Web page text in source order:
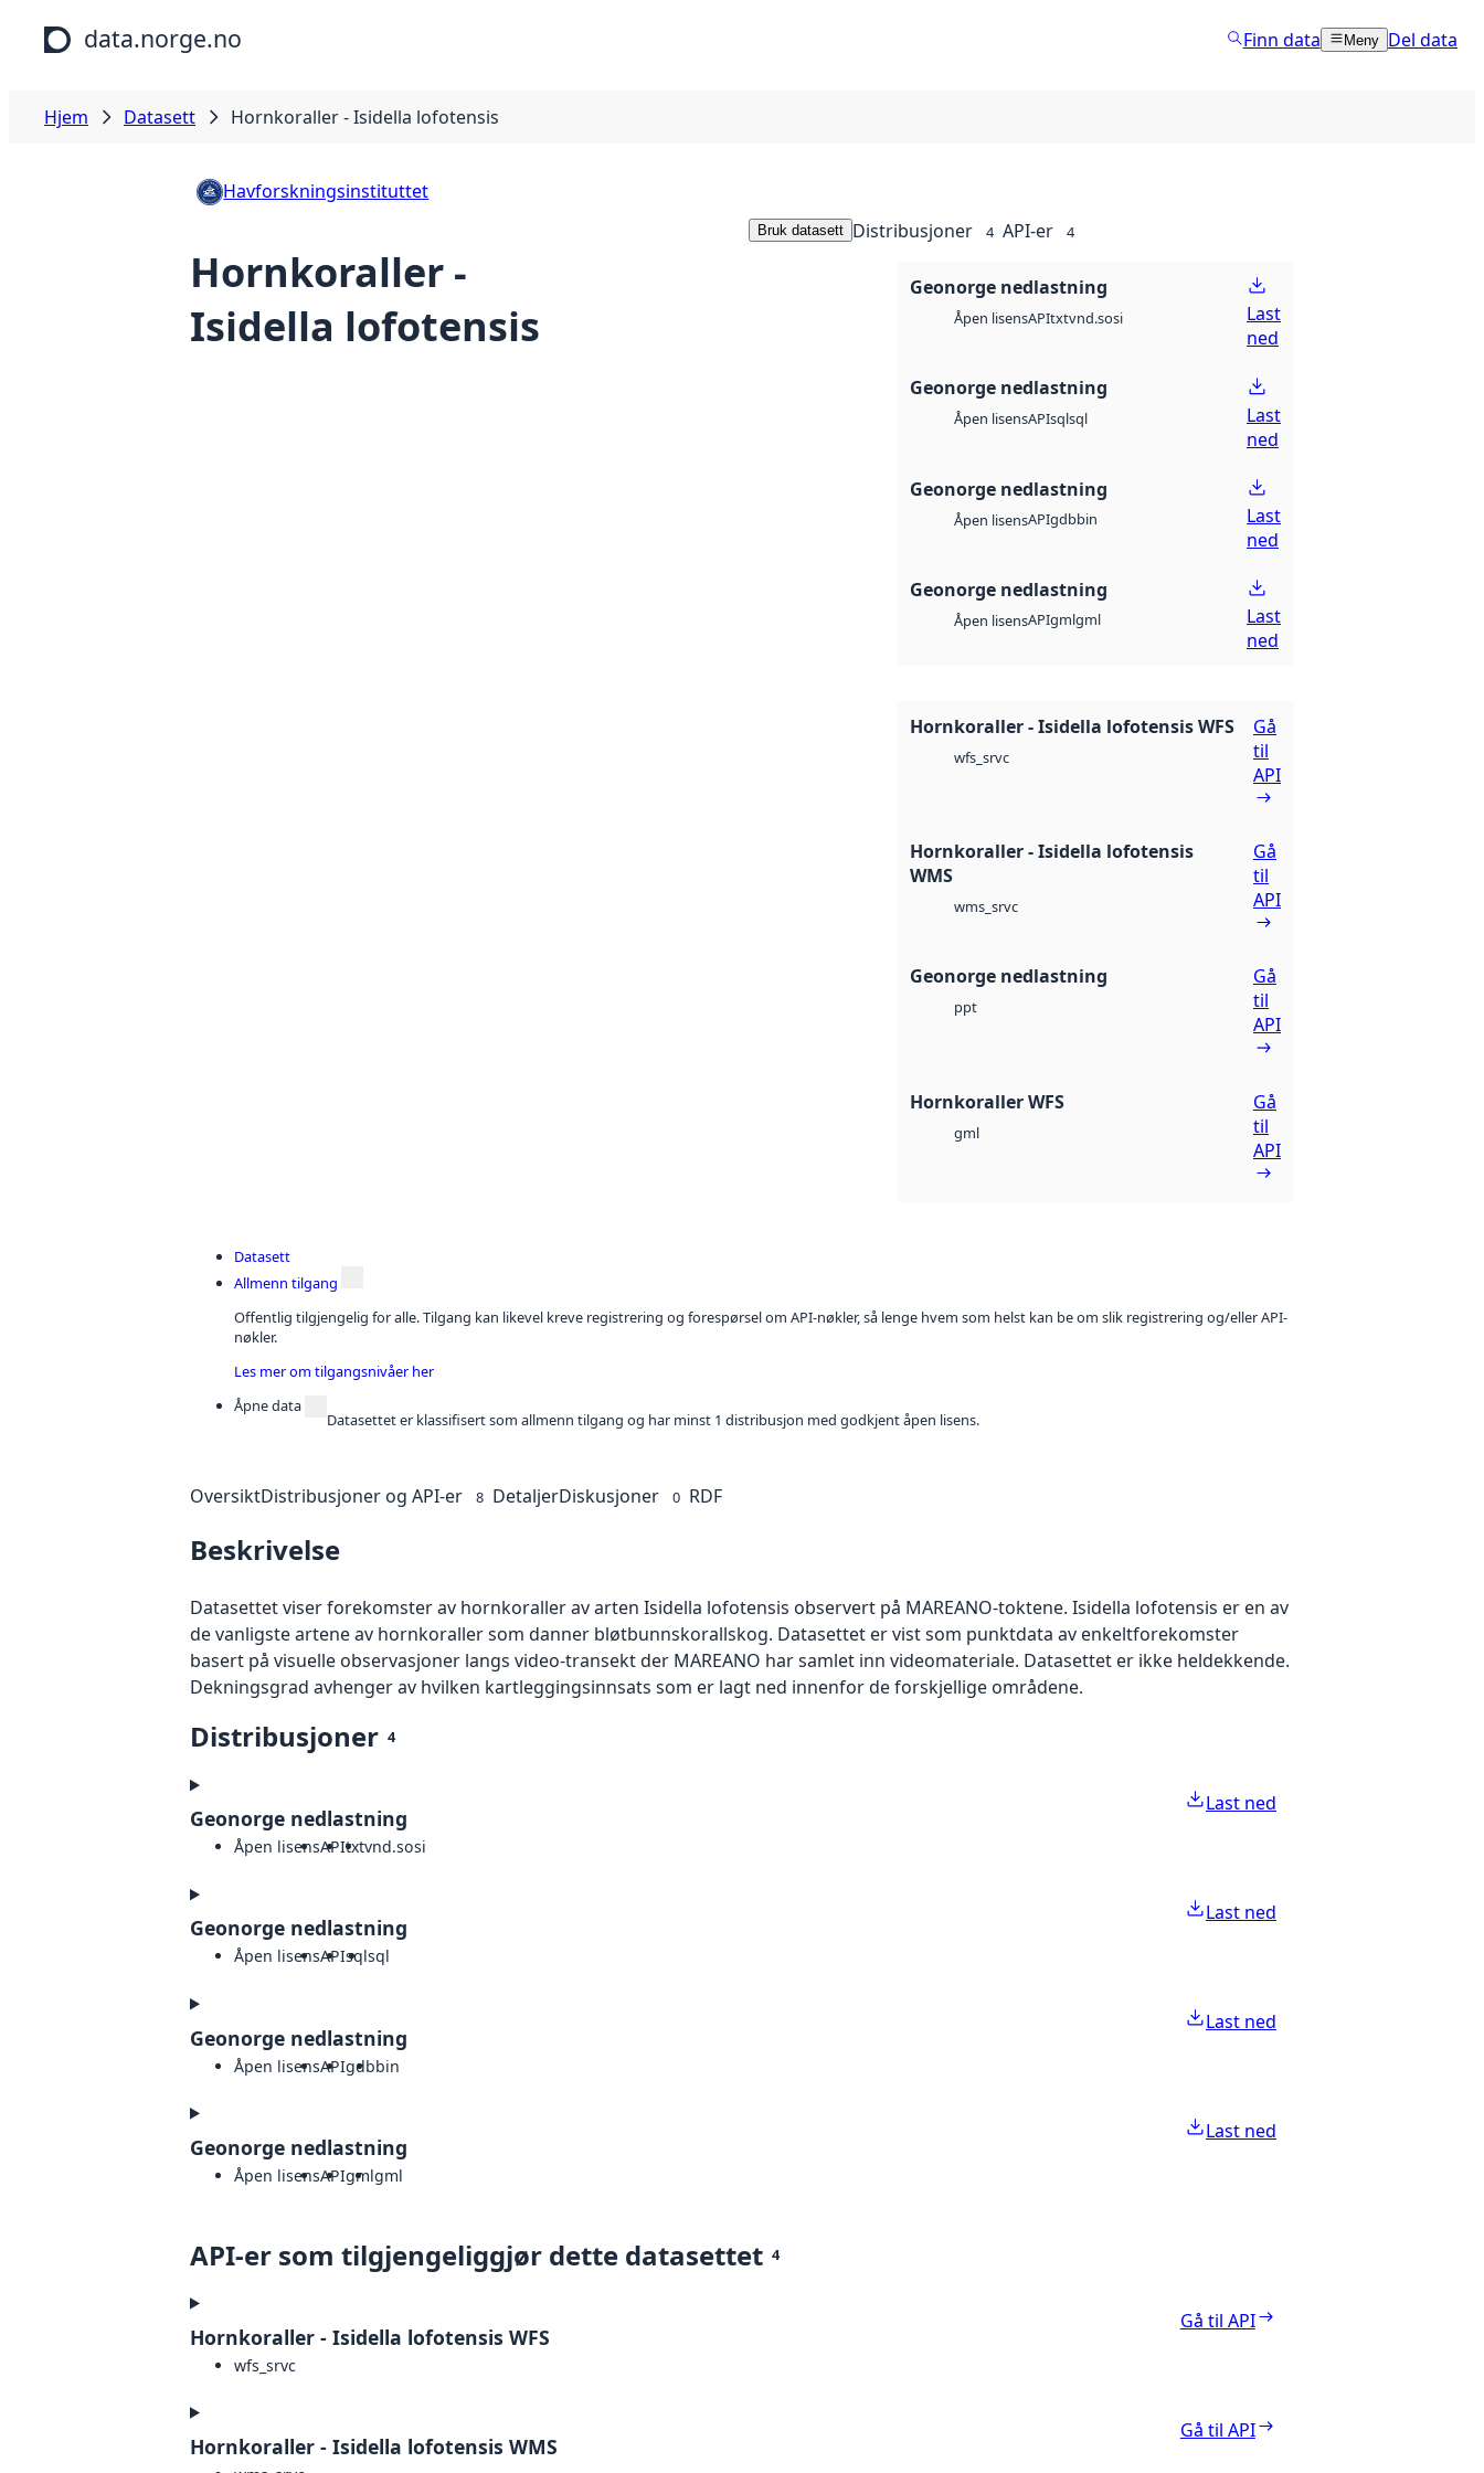
Hopp til hovedinnhold
data.norge.no Finn data Meny Del data
Hjem Datasett Hornkoraller - Isidella lofotensis
Havforskningsinstituttet
Hornkoraller -
Isidella lofotensis
Bruk datasett Distribusjoner 4 API-er 4
Geonorge nedlastning
Åpen lisensAPItxtvnd.sosi
Last
ned
Geonorge nedlastning
Åpen lisensAPIsqlsql
Last
ned
Geonorge nedlastning
Åpen lisensAPIgdbbin
Last
ned
Geonorge nedlastning
Åpen lisensAPIgmlgml
Last
ned
Hornkoraller - Isidella lofotensis WFS
wfs_srvc
Gå
til
API
Hornkoraller - Isidella lofotensis
WMS
wms_srvc
Gå
til
API
Geonorge nedlastning
ppt
Gå
til
API
Hornkoraller WFS
gml
Gå
til
API
Datasett
Allmenn tilgang
Offentlig tilgjengelig for alle. Tilgang kan likevel kreve registrering og forespørsel om API-nøkler, så lenge hvem som helst kan be om slik registrering og/eller API-
nøkler.
Les mer om tilgangsnivåer her
Åpne data
Datasettet er klassifisert som allmenn tilgang og har minst 1 distribusjon med godkjent åpen lisens.
OversiktDistribusjoner og API-er 8 DetaljerDiskusjoner 0 RDF
Beskrivelse
Datasettet viser forekomster av hornkoraller av arten Isidella lofotensis observert på MAREANO-toktene. Isidella lofotensis er en av
de vanligste artene av hornkoraller som danner bløtbunnskorallskog. Datasettet er vist som punktdata av enkeltforekomster
basert på visuelle observasjoner langs video-transekt der MAREANO har samlet inn videomateriale. Datasettet er ikke heldekkende.
Dekningsgrad avhenger av hvilken kartleggingsinnsats som er lagt ned innenfor de forskjellige områdene.
Distribusjoner 4
Geonorge nedlastning
Åpen lisensAPItxtvnd.sosi
Last ned
Geonorge nedlastning
Åpen lisensAPIsqlsql
Last ned
Geonorge nedlastning
Åpen lisensAPIgdbbin
Last ned
Geonorge nedlastning
Åpen lisensAPIgmlgml
Last ned
API-er som tilgjengeliggjør dette datasettet 4
Hornkoraller - Isidella lofotensis WFS
wfs_srvc
Gå til API
Hornkoraller - Isidella lofotensis WMS
Gå til API